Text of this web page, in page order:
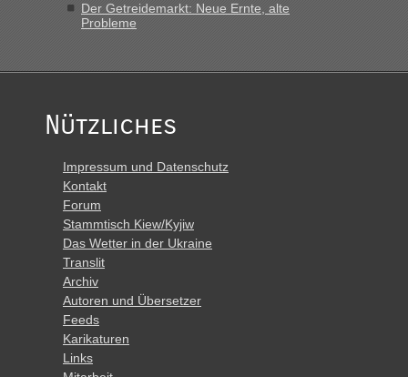
Der Getreidemarkt: Neue Ernte, alte
Probleme
Nützliches
Impressum und Datenschutz
Kontakt
Forum
Stammtisch Kiew/Kyjiw
Das Wetter in der Ukraine
Translit
Archiv
Autoren und Übersetzer
Feeds
Karikaturen
Links